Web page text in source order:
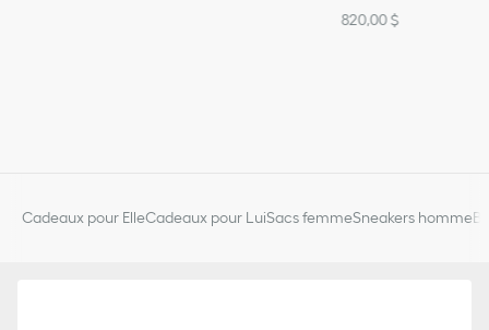
820,00 $
Cadeaux pour ElleCadeaux pour LuiSacs femmeSneakers homme